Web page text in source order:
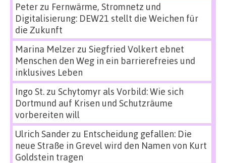
Peterzu Fernwärme, Stromnetz und
Digitalisierung: DEW21 stellt die Weichen für
die Zukunft
Marina Melzerzu Siegfried Volkert ebnet
Menschen den Weg in ein barrierefreies und
inklusives Leben
Ingo St.zu Schytomyr als Vorbild: Wie sich
Dortmund auf Krisen und Schutzräume
vorbereiten will
Ulrich Sanderzu Entscheidung gefallen: Die
neue Straße in Grevel wird den Namen von Kurt
Goldstein tragen